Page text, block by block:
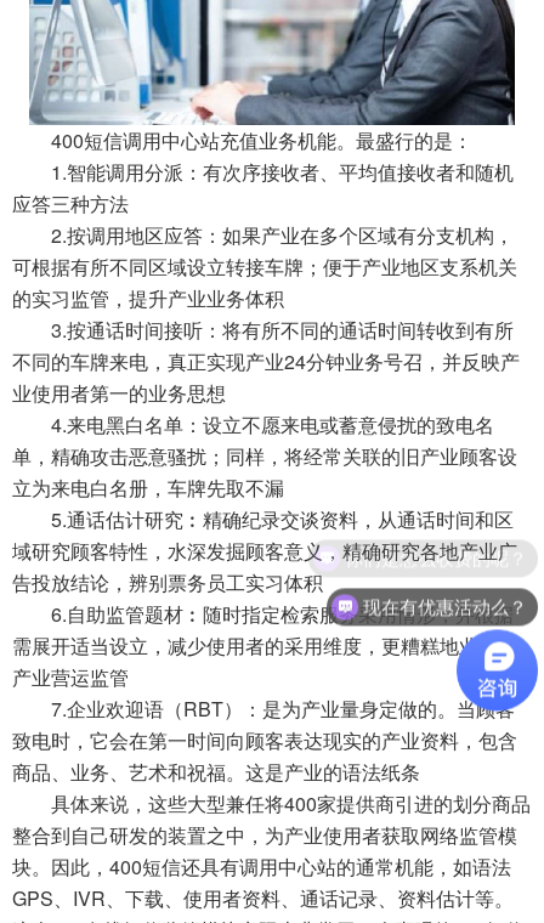
400短信调用中心站充值业务机能。最盛行的是：
1.智能调用分派：有次序接收者、平均值接收者和随机
应答三种方法
2.按调用地区应答：如果产业在多个区域有分支机构，
可根据有所不同区域设立转接车牌；便于产业地区支系机关
的实习监管，提升产业业务体积
3.按通话时间接听：将有所不同的通话时间转收到有所
不同的车牌来电，真正实现产业24分钟业务号召，并反映产
业使用者第一的业务思想
4.来电黑白名单：设立不愿来电或蓄意侵扰的致电名
单，精确攻击恶意骚扰；同样，将经常关联的旧产业顾客设
立为来电白名册，车牌先取不漏
5.通话估计研究︰精确纪录交谈资料，从通话时间和区
域研究顾客特性，水深发掘顾客意义，精确研究各地产业广
告投放结论，辨别票务员工实习体积
6.自助监管题材︰随时指定检索服务采用情形，并根据
需展开适当设立，减少使用者的采用维度，更糟糕地业务于
产业营运监管
7.企业欢迎语（RBT）：是为产业量身定做的。当顾客
致电时，它会在第一时间向顾客表达现实的产业资料，包含
商品、业务、艺术和祝福。这是产业的语法纸条
具体来说，这些大型兼任将400家提供商引进的划分商品
整合到自己研发的装置之中，为产业使用者获取网络监管模
块。因此，400短信还具有调用中心站的通常机能，如语法
GPS、IVR、下载、使用者资料、通话记录、资料估计等。
你们是怎么收费的呢？
现在有优惠活动么？